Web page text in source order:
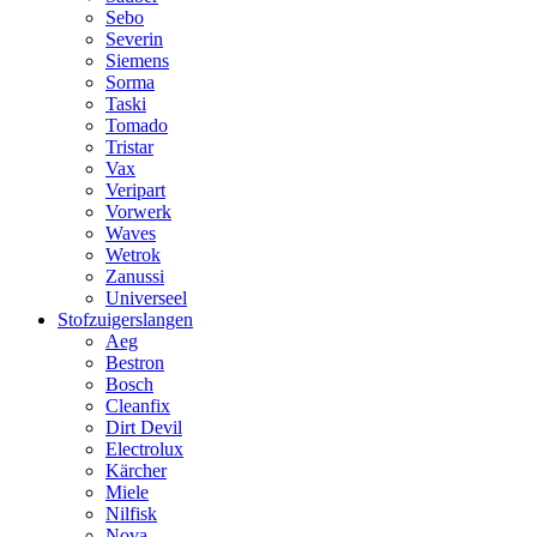
Sebo
Severin
Siemens
Sorma
Taski
Tomado
Tristar
Vax
Veripart
Vorwerk
Waves
Wetrok
Zanussi
Universeel
Stofzuigerslangen
Aeg
Bestron
Bosch
Cleanfix
Dirt Devil
Electrolux
Kärcher
Miele
Nilfisk